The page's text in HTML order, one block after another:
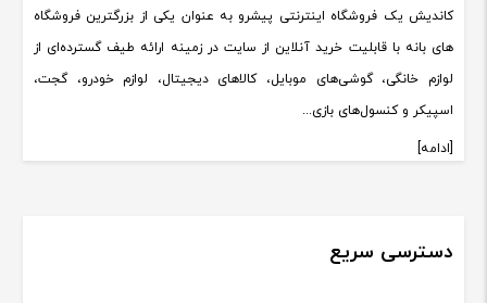
کاندیش یک فروشگاه اینترنتی پیشرو به عنوان یکی از بزرگترین فروشگاه
های بانه با قابلیت خرید آنلاین از سایت در زمینه ارائه طیف گسترده‌ای از
لوازم خانگی، گوشی‌های موبایل، کالاهای دیجیتال، لوازم خودرو، گجت،
اسپیکر و کنسول‌های بازی...
[ادامه]
دسترسی سریع